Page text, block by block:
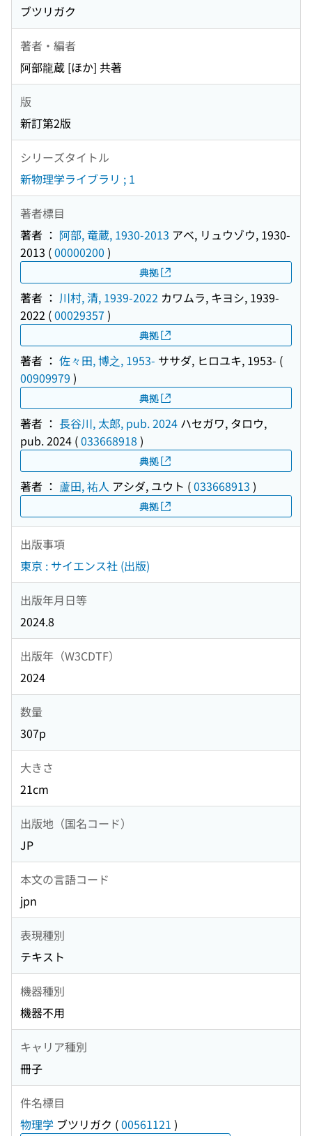
ブツリガク
著者・編者
阿部龍蔵 [ほか] 共著
版
新訂第2版
シリーズタイトル
新物理学ライブラリ ; 1
著者標目
著者 ： 阿部, 竜蔵, 1930-2013 アベ, リュウゾウ, 1930-
2013 (00000200 )
典拠
著者 ： 川村, 清, 1939-2022 カワムラ, キヨシ, 1939-
2022 (00029357 )
典拠
著者 ： 佐々田, 博之, 1953- ササダ, ヒロユキ, 1953- (
00909979 )
典拠
著者 ： 長谷川, 太郎, pub. 2024 ハセガワ, タロウ,
pub. 2024 (033668918 )
典拠
著者 ： 蘆田, 祐人 アシダ, ユウト (033668913 )
典拠
出版事項
東京 : サイエンス社 (出版)
出版年月日等
2024.8
出版年（W3CDTF）
2024
数量
307p
大きさ
21cm
出版地（国名コード）
JP
本文の言語コード
jpn
表現種別
テキスト
機器種別
機器不用
キャリア種別
冊子
件名標目
物理学 ブツリガク (00561121 )